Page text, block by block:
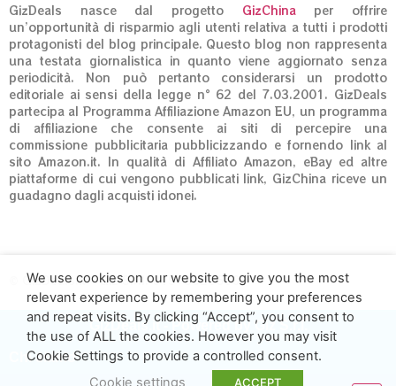
GizDeals nasce dal progetto GizChinaper offrire
un’opportunità di risparmio agli utenti relativa a tutti i prodotti
protagonisti del blog principale. Questo blog non rappresenta
una testata giornalistica in quanto viene aggiornato senza
periodicità. Non può pertanto considerarsi un prodotto
editoriale ai sensi della legge n° 62 del 7.03.2001. GizDeals
partecipa al Programma Affiliazione Amazon EU, un programma
di affiliazione che consente ai siti di percepire una
commissione pubblicitaria pubblicizzando e fornendo link al
sito Amazon.it. In qualità di Affiliato Amazon, eBay ed altre
piattaforme di cui vengono pubblicati link, GizChina riceve un
guadagno dagli acquisti idonei.
© GizDeals.it – Giz S.r.l. 01973020660
GizDeals.it - Powered by Giz S.r.l.
Chi siamo
We use cookies on our website to give you the most
relevant experience by remembering your preferences
and repeat visits. By clicking “Accept”, you consent to
the use of ALL the cookies. However you may visit
Cookie Settings to provide a controlled consent.
Cookie settings
ACCEPT